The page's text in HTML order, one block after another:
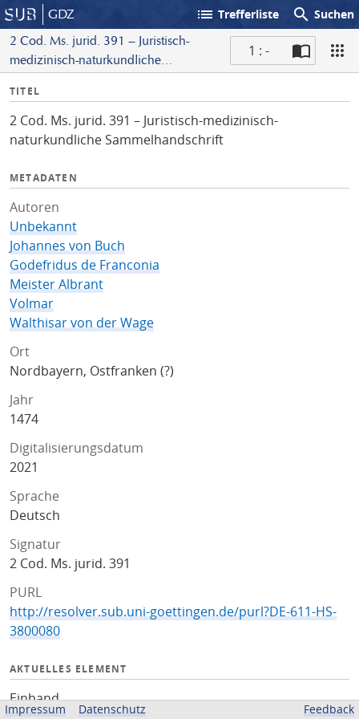
GDZ list Trefferliste search Suchen
2 Cod. Ms. jurid. 391 – Juristisch-
medizinisch-naturkundliche
1 : -
I
f
o
TITEL
2 Cod. Ms. jurid. 391 – Juristisch-medizinisch-
naturkundliche Sammelhandschrift
METADATEN
Autoren
Unbekannt
Johannes von Buch
Godefridus de Franconia
Meister Albrant
Volmar
Walthisar von der Wage
Ort
Nordbayern, Ostfranken (?)
Jahr
1474
Digitalisierungsdatum
2021
Sprache
Deutsch
Signatur
2 Cod. Ms. jurid. 391
PURL
http://resolver.sub.uni-goettingen.de/purl?DE-611-HS-
3800080
AKTUELLES ELEMENT
Einband
Impressum Datenschutz Feedback